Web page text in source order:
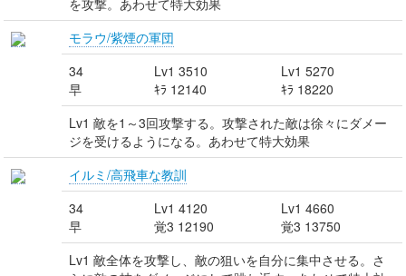
を攻撃。あわせて特大効果
モラウ/紫煙の軍団
34
早
Lv1 3510
ｷﾗ 12140
Lv1 5270
ｷﾗ 18220
Lv1 敵を1～3回攻撃する。攻撃された敵は徐々にダメー
ジを受けるようになる。あわせて特大効果
イルミ/高飛車な教訓
34
早
Lv1 4120
覚3 12190
Lv1 4660
覚3 13750
Lv1 敵全体を攻撃し、敵の狙いを自分に集中させる。さ